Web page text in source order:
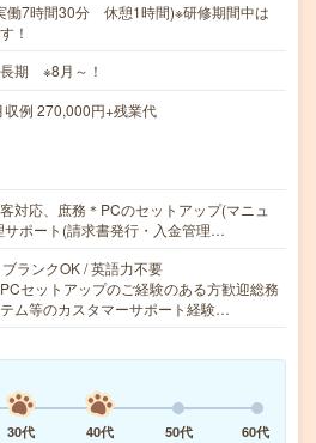
働7時間30分 休憩1時間)※研修期間中は
！
長期 ※8月～！
例 270,000円+残業代
対応、庶務＊PCのセットアップ(マニュ
サポート(請求書発行・入金管理…
ランクOK / 英語力不要
セットアップのご経験のある方歓迎総務
ム等のカスタマーサポート経験…
30代 40代 50代
60代